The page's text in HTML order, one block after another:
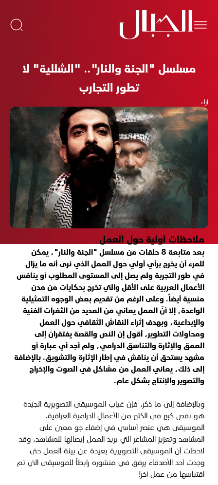
مسلسل "الجنة والنار".. "الشللية" لا
تطور التجارب
آراء
ملاحظات أولية حول العمل
بعد متابعة 8 حلقات من مسلسل "الجنة والنار"، يمكن
للمرء أن يخرج برأي أولي حول العمل الذي نرى أنه ما يزال
في طور التجربة ولم يصل إلى المستوى المطلوب أو ينافس
الأعمال العربية على الأقل والتي تخرج بحكايات من مدن
منسية أيضاً. وعلى الرغم من تقديم بعض الوجوه التمثيلية
الواعدة، إلا أنّ العمل يعاني من العديد من الثغرات الفنية
والإبداعية، وبهدف إثراء النقاش الثقافي حول العمل
ومحاولات التطوير، أقول إن النص والقصة يفتقران إلى
العمق والإثارة والتناسق الدرامي، ولم أجد أي عبارة أو
مشهد يستحق أن يناقش في إطار الإثارة والتشويق. بالإضافة
إلى ذلك، يعاني العمل من مشاكل في الصوت والإخراج
والتصوير والإنتاج بشكل عام.
وبالإضافة إلى ما ذكر، فإن غياب الموسيقى التصويرية الجيّدة
هو نقص كبير في الكثير من الأعمال الدرامية العراقية.
الموسيقى هي عنصر أساسي في إضفاء جو معين على
المشاهد وتعزيز المشاعر التي يريد العمل إيصالها للمشاهد، وقد
لاحظت أن الموسيقى التصويرية بعيدة عن بيئة العمل حتى
وجدت أحد الأصدقاء يرفق في منشوره رابطاً للموسيقى التي تم
اقتباسها من عمل آخر!